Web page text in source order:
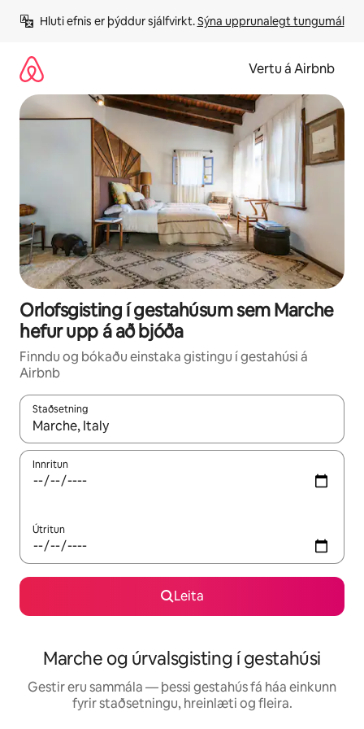
beint
Hluti efnis er þýddur sjálfvirkt. Sýna upprunalegt tungumál
Vertu á Airbnb
Orlofsgisting í gestahúsum sem Marche
hefur upp á að bjóða
Finndu og bókaðu einstaka gistingu í gestahúsi á
Airbnb
Staðsetning
Þegar niðurstöður liggja fyrir skaltu nota upp og niður
Innritun
Útritun
Leita
Marche og úrvalsgisting í gestahúsi
Gestir eru sammála — þessi gestahús fá háa einkunn
fyrir staðsetningu, hreinlæti og fleira.